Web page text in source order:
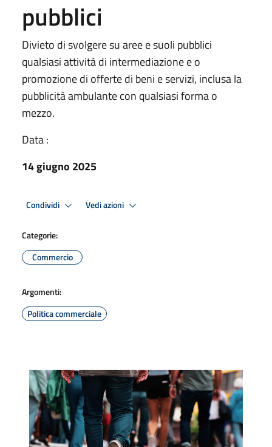
pubblici
Divieto di svolgere su aree e suoli pubblici
qualsiasi attività di intermediazione e o
promozione di offerte di beni e servizi, inclusa la
pubblicità ambulante con qualsiasi forma o
mezzo.
Data :
14 giugno 2025
Condividi Vedi azioni
Categorie:
Commercio
Argomenti:
Politica commerciale